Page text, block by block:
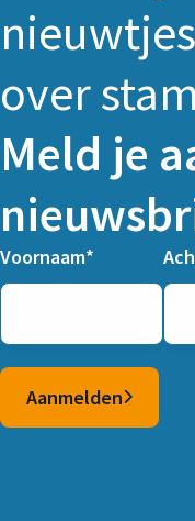
over
Meld je
Columns
Voornaam
Aanmelden